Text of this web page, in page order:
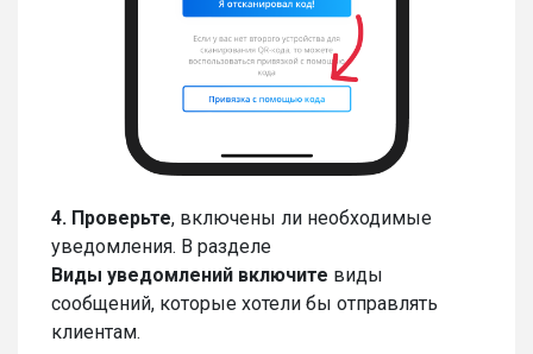
4. Проверьте, включены ли необходимые
уведомления. В разделе
Виды уведомлений включите виды
сообщений, которые хотели бы отправлять
клиентам.